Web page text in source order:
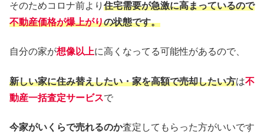
そのためコロナ前より 住宅需要が急激に高まっているので
不動産価格が爆上がりの状態です。
自分の家が想像以上に高くなってる可能性があるので、
新しい家に住み替えしたい・家を高額で売却したい方は不
動産一括査定サービスで
今家がいくらで売れるのか査定してもらった方がいいです